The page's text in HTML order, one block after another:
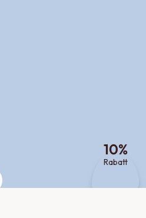
10%
Rabatt